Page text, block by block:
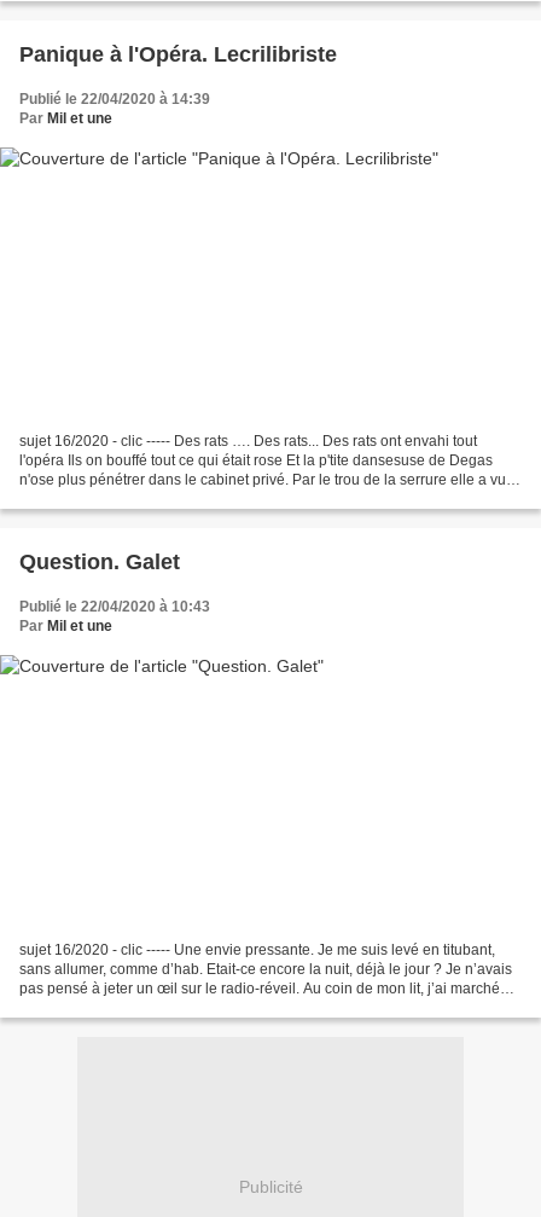
Panique à l'Opéra. Lecrilibriste
Publié le 22/04/2020 à 14:39
Par Mil et une
sujet 16/2020 - clic ----- Des rats …. Des rats... Des rats ont envahi tout
l'opéra Ils on bouffé tout ce qui était rose Et la p'tite dansesuse de Degas
n'ose plus pénétrer dans le cabinet privé. Par le trou de la serrure elle a vu et
Question. Galet
Publié le 22/04/2020 à 10:43
Par Mil et une
sujet 16/2020 - clic ----- Une envie pressante. Je me suis levé en titubant,
sans allumer, comme d’hab. Etait-ce encore la nuit, déjà le jour ? Je n’avais
pas pensé à jeter un œil sur le radio-réveil. Au coin de mon lit, j’ai marché
Publicité